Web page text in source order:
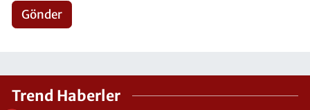
Gönder
Trend Haberler